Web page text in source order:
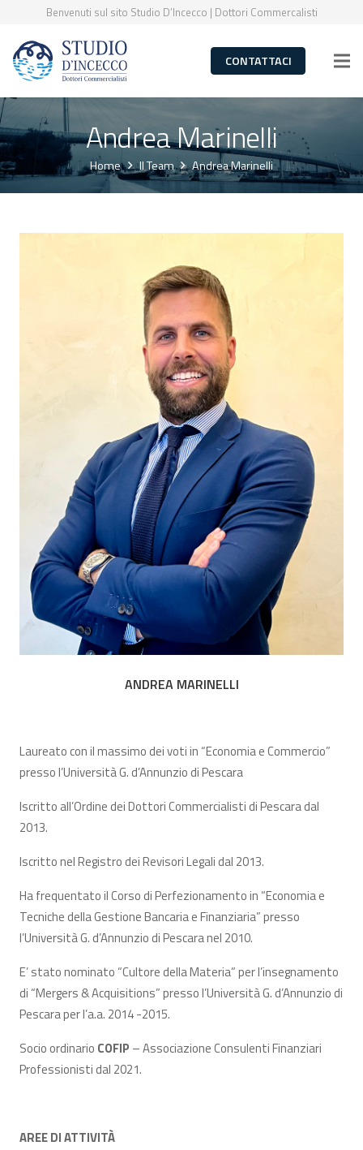
Benvenuti sul sito Studio D’Incecco | Dottori Commercalisti
CONTATTACI
Andrea Marinelli
Home Il Team Andrea Marinelli
ANDREA MARINELLI
Laureato con il massimo dei voti in “Economia e Commercio”
presso l’Università G. d’Annunzio di Pescara
Iscritto all’Ordine dei Dottori Commercialisti di Pescara dal
2013.
Iscritto nel Registro dei Revisori Legali dal 2013.
Ha frequentato il Corso di Perfezionamento in “Economia e
Tecniche della Gestione Bancaria e Finanziaria” presso
l’Università G. d’Annunzio di Pescara nel 2010.
E’ stato nominato “Cultore della Materia” per l’insegnamento
di “Mergers & Acquisitions” presso l’Università G. d’Annunzio di
Pescara per l’a.a. 2014 -2015.
Socio ordinario COFIP – Associazione Consulenti Finanziari
Professionisti dal 2021.
AREE DIATTIVITÀ